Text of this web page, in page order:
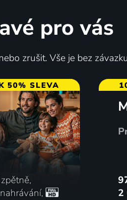
1922 | Německo | Horor, Mysteriózní, Pohádka, Romantický
%
pro vás
zrušit. Vše je bez
50% SLEVA
,
2